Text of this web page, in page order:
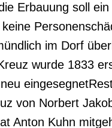
Erbauung soll
im Dorf
wurde 1833
von Norbert
Anton Kuhn